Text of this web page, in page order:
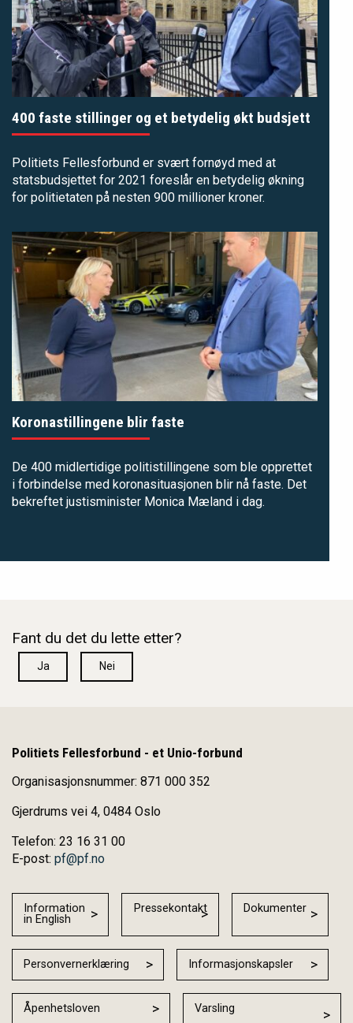
400 faste stillinger og et betydelig økt budsjett
Politiets Fellesforbund er svært fornøyd med at
statsbudsjettet for 2021 foreslår en betydelig økning
for politietaten på nesten 900 millioner kroner.
Koronastillingene blir faste
De 400 midlertidige politistillingene som ble opprettet
i forbindelse med koronasituasjonen blir nå faste. Det
bekreftet justisminister Monica Mæland i dag.
Fant du det du lette etter?
Ja Nei
Politiets Fellesforbund - et Unio-forbund
Organisasjonsnummer: 871 000 352
Gjerdrums vei 4, 0484 Oslo
Telefon: 23 16 31 00
E-post: pf@pf.no
Information
in English
Pressekontakt Dokumenter
Personvernerklæring Informasjonskapsler
Åpenhetsloven Varsling